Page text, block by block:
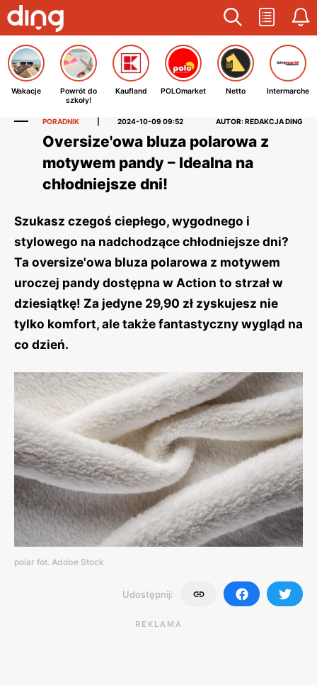
Wakacje
Powrót do
szkoły!
Kaufland POLOmarket Netto Intermarche
PORADNIK 2024-10-09 09:52 AUTOR: REDAKCJA DING
Oversize'owa bluza polarowa z
motywem pandy – Idealna na
chłodniejsze dni!
Szukasz czegoś ciepłego, wygodnego i
stylowego na nadchodzące chłodniejsze dni?
Ta oversize'owa bluza polarowa z motywem
uroczej pandy dostępna w Action to strzał w
dziesiątkę! Za jedyne 29,90 zł zyskujesz nie
tylko komfort, ale także fantastyczny wygląd na
co dzień.
polar fot. Adobe Stock
Udostępnij:
REKLAMA